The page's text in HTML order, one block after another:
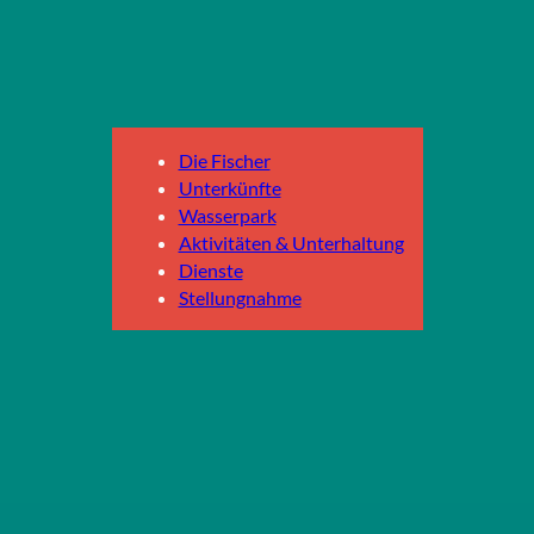
Die Fischer
Unterkünfte
Wasserpark
Aktivitäten & Unterhaltung
Dienste
Stellungnahme